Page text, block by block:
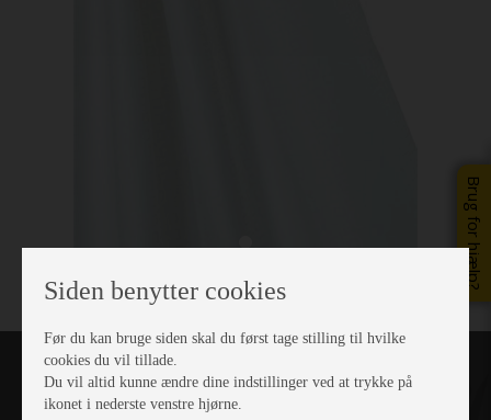
Brug for hjælp?
Siden benytter cookies
Før du kan bruge siden skal du først tage stilling til hvilke
cookies du vil tillade.
Du vil altid kunne ændre dine indstillinger ved at trykke på
ikonet i nederste venstre hjørne.